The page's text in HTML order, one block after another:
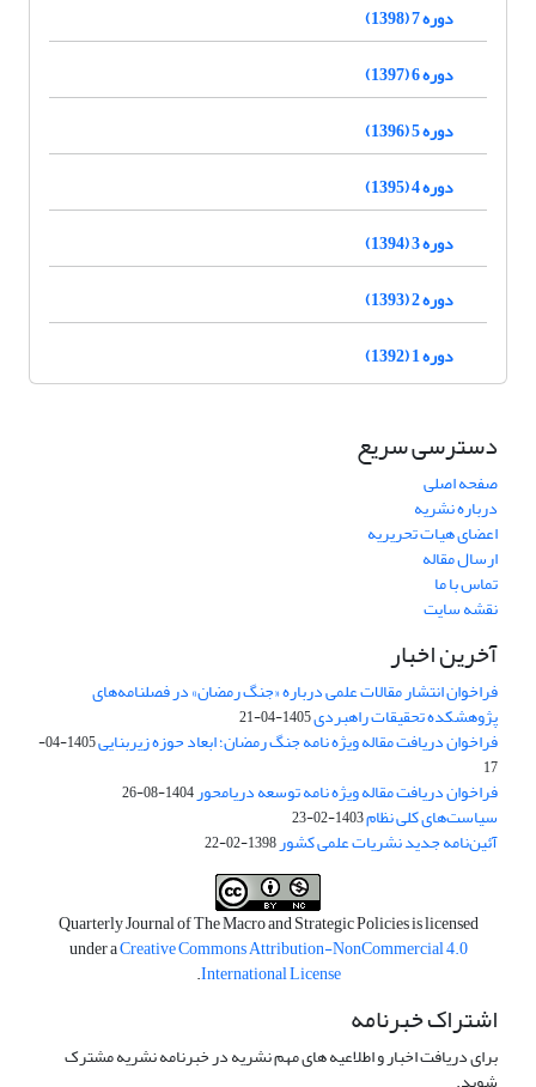
دوره 7 (1398)
دوره 6 (1397)
دوره 5 (1396)
دوره 4 (1395)
دوره 3 (1394)
دوره 2 (1393)
دوره 1 (1392)
دسترسی سریع
صفحه اصلی
درباره نشریه
اعضای هیات تحریریه
ارسال مقاله
تماس با ما
نقشه سایت
آخرین اخبار
فراخوان انتشار مقالات علمی درباره «جنگ رمضان» در فصلنامه‌های
پژوهشکده تحقیقات راهبردی1405-04-21
فراخوان دریافت مقاله ویژه نامه جنگ رمضان؛ ابعاد حوزه زیربنایی
1405-04-
17
فراخوان دریافت مقاله ویژه نامه توسعه دریامحور1404-08-26
سیاست‌های کلی نظام1403-02-23
آئین‌نامه جدید نشریات علمی کشور1398-02-22
Quarterly Journal of The Macro and Strategic Policies is licensed
under aCreative Commons Attribution-NonCommercial 4.0
International License
.
اشتراک خبرنامه
برای دریافت اخبار و اطلاعیه های مهم نشریه در خبرنامه نشریه مشترک